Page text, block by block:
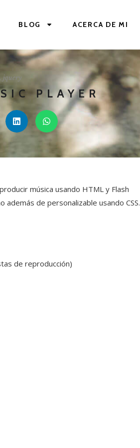
BLOG ACERCA DE MI
, jquery
PLAYER
música usando HTML y Flash
de personalizable usando CSS.
de reproducción)